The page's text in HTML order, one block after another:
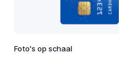
Foto's op schaal